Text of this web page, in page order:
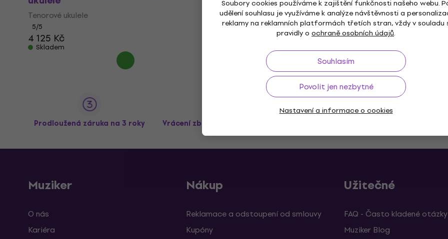
Soubory cookies používáme k zajištění funkčnosti našeho webu.
udělení souhlasu je využíváme k analýze návštěvnosti a
reklamy na reklamních platformách třetích stran, vždy v souladu
pravidly o ochraně osobních údajů.
Souhlasím
Povolit jen nezbytné
Nastavení a informace o cookies
Tenorové ukulele
5/5
4 125 Kč
Skladem
Sopránové ukulele
2/5
4 473 Kč4 574 Kč
Prodloužená záruka na 3 roky Vrácení zboží až do 30 dnů
Muziker
O nás
Kariéra
Nákup
Reklamace a odstoupení od smlouvy
Kupóny
Užitečné
FAQ - Často kladené otázky
Muziker Blog